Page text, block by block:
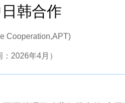
韩合作
Cooperation,APT)
：2026年4月）